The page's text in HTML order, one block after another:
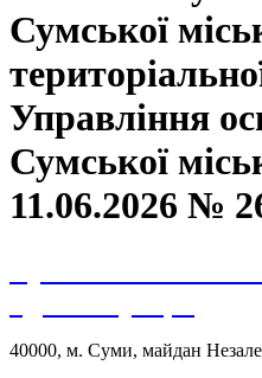
Сумської
Управління
Сумської
11.06.2026 №
40000, м. Суми, майдан